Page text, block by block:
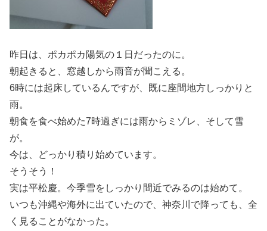
昨日は、ポカポカ陽気の１日だったのに。
朝起きると、窓越しから雨音が聞こえる。
6時には起床しているんですが、既に座間地方しっかりと
雨。
朝食を食べ始めた7時過ぎには雨からミゾレ、そして雪
が。
今は、どっかり積り始めています。
そうそう！
実は平松慶。今季雪をしっかり間近でみるのは始めて。
いつも沖縄や海外に出ていたので、神奈川で降っても、全
く見ることがなかった。